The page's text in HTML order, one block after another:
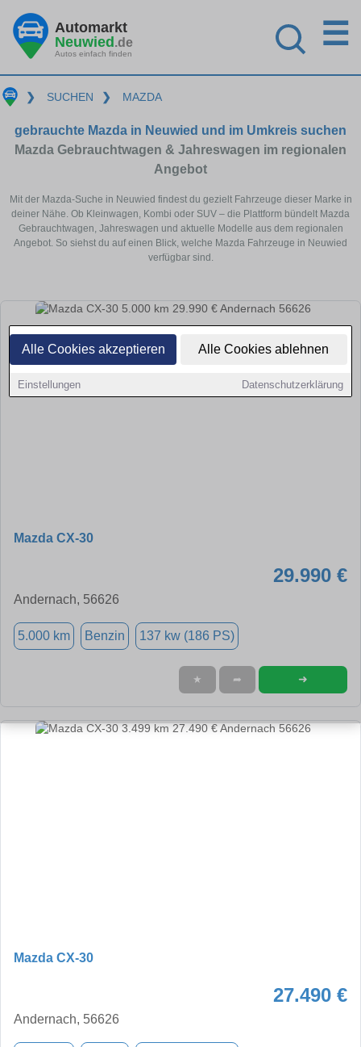
Alle Cookies akzeptieren Alle Cookies ablehnen
Einstellungen Datenschutzerklärung
Automarkt
Neuwied.de
Autos einfach finden
☰
❯ SUCHEN ❯ MAZDA
gebrauchte Mazda in Neuwied und im Umkreis suchen
Mazda Gebrauchtwagen & Jahreswagen im regionalen
Angebot
Mit der Mazda-Suche in Neuwied findest du gezielt Fahrzeuge dieser Marke in
deiner Nähe. Ob Kleinwagen, Kombi oder SUV – die Plattform bündelt Mazda
Gebrauchtwagen, Jahreswagen und aktuelle Modelle aus dem regionalen
Angebot. So siehst du auf einen Blick, welche Mazda Fahrzeuge in Neuwied
verfügbar sind.
Mazda CX-30
29.990 €
Andernach, 56626
5.000 km Benzin 137 kw (186 PS)
★ ➦ ➜
Mazda CX-30
27.490 €
Andernach, 56626